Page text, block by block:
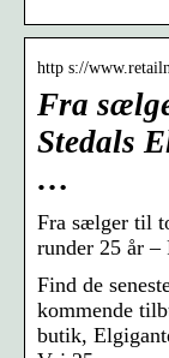
http s://
Fra
Stedals
…
Fra sælger til
runder 25 år –
Find de
kommende
butik,